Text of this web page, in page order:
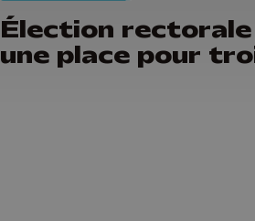
Élection rectorale
une place pour